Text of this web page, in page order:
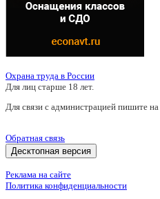
Охрана труда в России
Для лиц старше 18 лет.
Для связи с администрацией пишите на
Обратная связь
Десктопная версия
Реклама на сайте
Политика конфиденциальности